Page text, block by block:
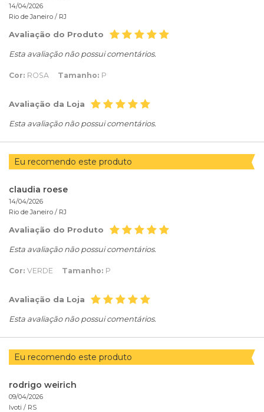
14/04/2026
Rio de Janeiro / RJ
Avaliação do Produto
Esta avaliação não possui comentários.
Cor: ROSA Tamanho: P
Avaliação da Loja
Esta avaliação não possui comentários.
Eu recomendo este produto
claudia roese
14/04/2026
Rio de Janeiro / RJ
Avaliação do Produto
Esta avaliação não possui comentários.
Cor: VERDE Tamanho: P
Avaliação da Loja
Esta avaliação não possui comentários.
Eu recomendo este produto
rodrigo weirich
09/04/2026
Ivoti / RS